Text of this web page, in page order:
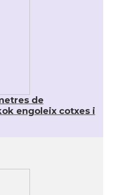
de
engoleix cotxes i